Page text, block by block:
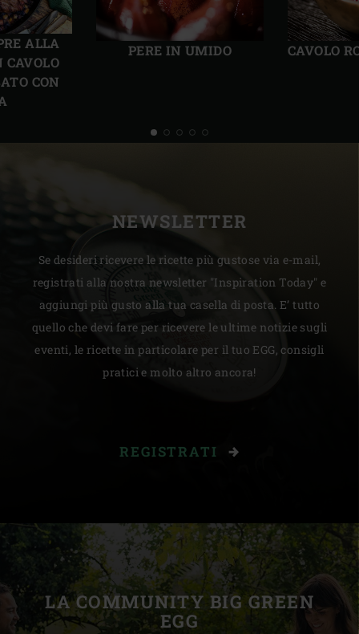
ALLA
CAVOLO
CON
PERE IN UMIDO CAVOLO
Precedente
NEWSLETTER
Se desideri ricevere le ricette più gustose via e-mail,
registrati alla nostra newsletter "Inspiration Today" e
aggiungi più gusto alla tua casella di posta. E’ tutto
quello che devi fare per ricevere le ultime notizie sugli
eventi, le ricette in particolare per il tuo EGG, consigli
pratici e molto altro ancora!
REGISTRATI
LA COMMUNITY BIG GREEN
EGG